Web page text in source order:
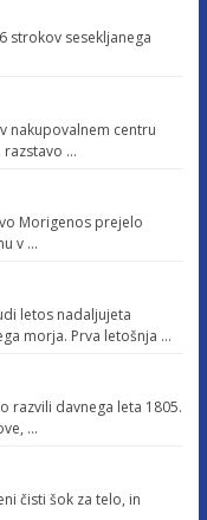
strokov sesekljanega
nakupovalnem centru
razstavo …
Morigenos prejelo
v …
letos nadaljujeta
morja. Prva letošnja …
razvili davnega leta 1805.
…
čisti šok za telo, in